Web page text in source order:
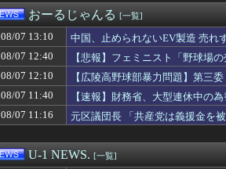
【朗報】AKB48新曲『好きish』MV 800万再
日本共産党の街宣車が電柱に衝突「居眠りをし
【頭皮】ベッカムおじさん、禿げるｗｗｗｗ
【イオンモール熊本爆発事故】「本当のこと
居酒屋「6人で長居して会計4939円！喋りたい
【にじさんじ】鏑木近日中に入院予定、その
全国展開の安価な外食チェーンには全く魅力を
【動画】容疑者の同級生インタビュー、内容
【新台】ニューギン「e花の慶次～雲のかなた
サウナ美月の『このシーン』ガチでエグいって
アヒルの大人気Vチューバーさん、新作ソシャ
おーるじゃんる [一覧]
08/07 13:10
中国、止められないEV製造 売れ
08/07 12:40
【悲報】フェミニスト「野球場
08/07 12:10
【広陵高野球部暴力問題】第三
賠償請求訴訟を起こす方針
08/07 11:40
【速報】財務省、大型連休中の
08/07 11:16
元区議団長 「共産党は義援金を
U-1 NEWS. [一覧]